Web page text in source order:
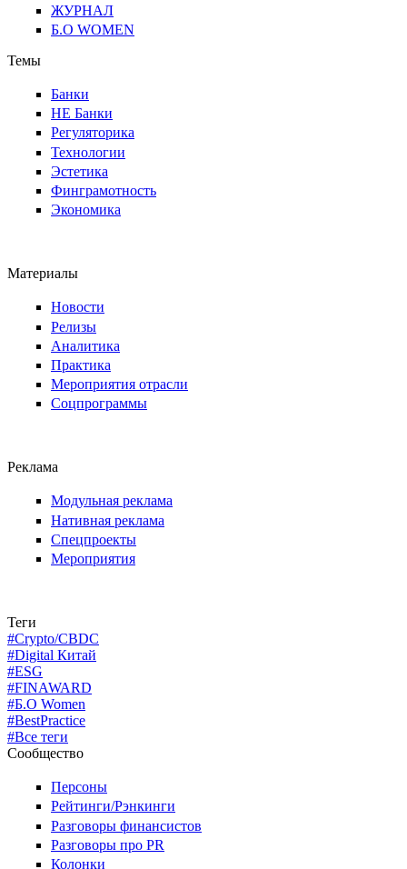
ЖУРНАЛ
Б.О WOMEN
Темы
Банки
НЕ Банки
Регуляторика
Технологии
Эстетика
Финграмотность
Экономика
Материалы
Новости
Релизы
Аналитика
Практика
Мероприятия отрасли
Соцпрограммы
Реклама
Модульная реклама
Нативная реклама
Спецпроекты
Мероприятия
Теги
#Crypto/CBDC
#Digital Китай
#ESG
#FINAWARD
#Б.О Women
#BestPractice
#Все теги
Сообщество
Персоны
Рейтинги/Рэнкинги
Разговоры финансистов
Разговоры про PR
Колонки